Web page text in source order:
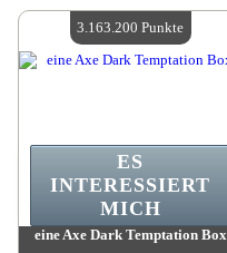
Verfügbare Menge:4
eine Axe Dark Temptation Box
ES
INTERESSIERT
MICH
3.163.200 Punkte